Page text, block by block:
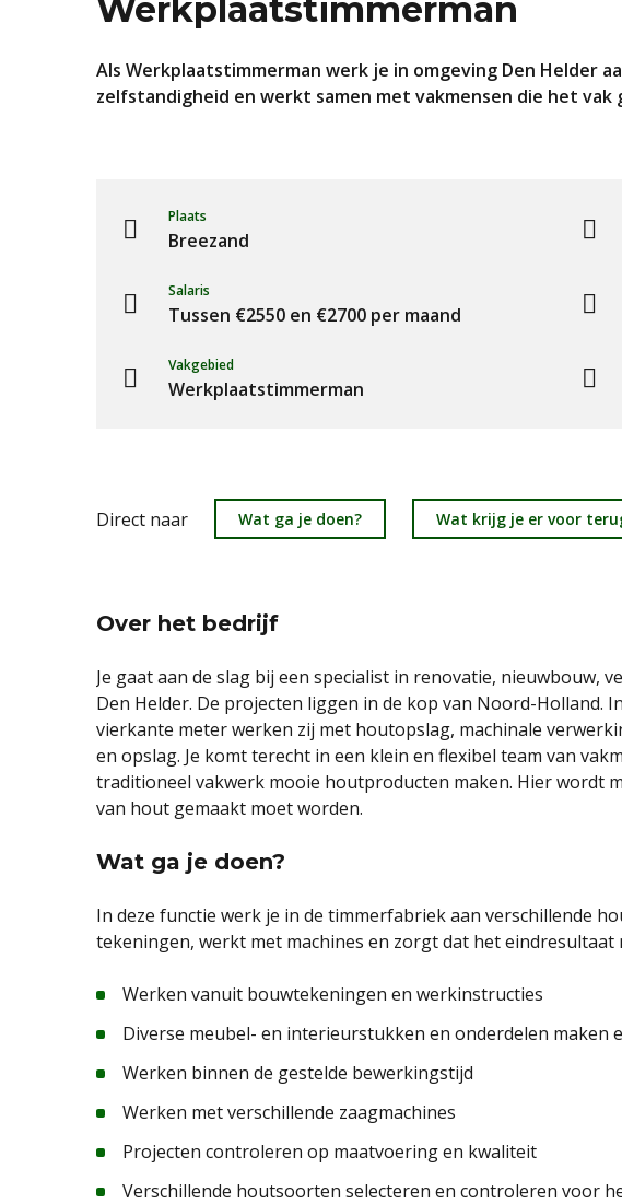
Werkplaatstimmerman
Als Werkplaatstimmerman werk je in omgeving Den Helder
zelfstandigheid en werkt samen met vakmensen die het vak
Plaats
Breezand
Salaris
Tussen €2550 en €2700 per maand
Vakgebied
Werkplaatstimmerman
Direct naar Wat ga je doen? Wat krijg je er voor
Over het bedrijf
Je gaat aan de slag bij een specialist in renovatie, nieuwbouw,
Den Helder. De projecten liggen in de kop van Noord-Holland.
vierkante meter werken zij met houtopslag, machinale
en opslag. Je komt terecht in een klein en flexibel team van
traditioneel vakwerk mooie houtproducten maken. Hier wordt
van hout gemaakt moet worden.
Wat ga je doen?
In deze functie werk je in de timmerfabriek aan verschillende
tekeningen, werkt met machines en zorgt dat het eindresultaat
Werken vanuit bouwtekeningen en werkinstructies
Diverse meubel- en interieurstukken en onderdelen maken
Werken binnen de gestelde bewerkingstijd
Werken met verschillende zaagmachines
Projecten controleren op maatvoering en kwaliteit
Verschillende houtsoorten selecteren en controleren voor